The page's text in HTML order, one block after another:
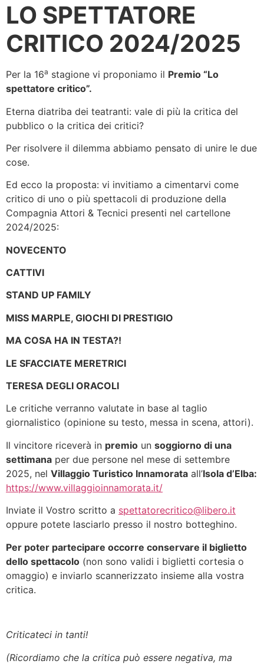
LO SPETTATORE
CRITICO 2024/2025
Per la 16a stagione vi proponiamo il Premio “Lo
spettatore critico”.
Eterna diatriba dei teatranti: vale di più la critica del
pubblico o la critica dei critici?
Per risolvere il dilemma abbiamo pensato di unire le due
cose.
Ed ecco la proposta: vi invitiamo a cimentarvi come
critico di uno o più spettacoli di produzione della
Compagnia Attori & Tecnici presenti nel cartellone
2024/2025:
NOVECENTO
CATTIVI
STAND UP FAMILY
MISS MARPLE, GIOCHI DI PRESTIGIO
MA COSA HA IN TESTA?!
LE SFACCIATE MERETRICI
TERESA DEGLI ORACOLI
Le critiche verranno valutate in base al taglio
giornalistico (opinione su testo, messa in scena, attori).
Il vincitore riceverà in premio un soggiorno di una
settimana per due persone nel mese di settembre
2025, nel Villaggio Turistico Innamorata all’Isola d’Elba:
https://www.villaggioinnamorata.it/
Inviate il Vostro scritto a spettatorecritico@libero.it
oppure potete lasciarlo presso il nostro botteghino.
Per poter partecipare occorre conservare il biglietto
dello spettacolo (non sono validi i biglietti cortesia o
omaggio) e inviarlo scannerizzato insieme alla vostra
critica.
Criticateci in tanti!
(Ricordiamo che la critica può essere negativa, ma